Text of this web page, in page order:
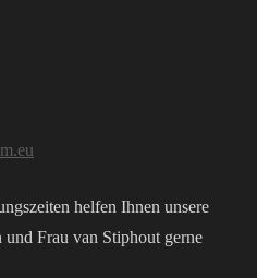
helfen Ihnen unsere
und Frau van Stiphout gerne